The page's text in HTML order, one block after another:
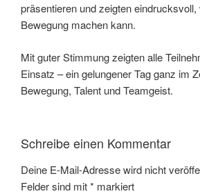
präsentieren und zeigten
Bewegung machen kann.
Mit guter Stimmung zeigten alle
Einsatz – ein gelungener Tag ganz im
Bewegung, Talent und Teamgeist.
Schreibe einen Kommentar
Deine E-Mail-Adresse wird nicht
Felder sind mit* markiert